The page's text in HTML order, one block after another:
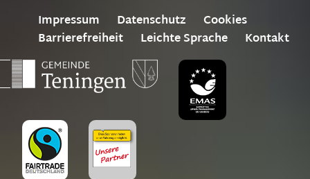
Impressum Datenschutz
Cookies
Barrierefreiheit
Leichte Sprache Kontakt